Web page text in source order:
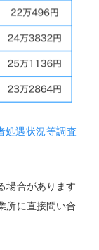
処遇状況等調査
場合があります
所に直接問い合